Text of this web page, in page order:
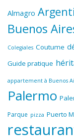
Almagro
Buenos
Colegiales Coutume
Guide pratique
appartement à Buenos
Palermo
Parque pizza Puerto